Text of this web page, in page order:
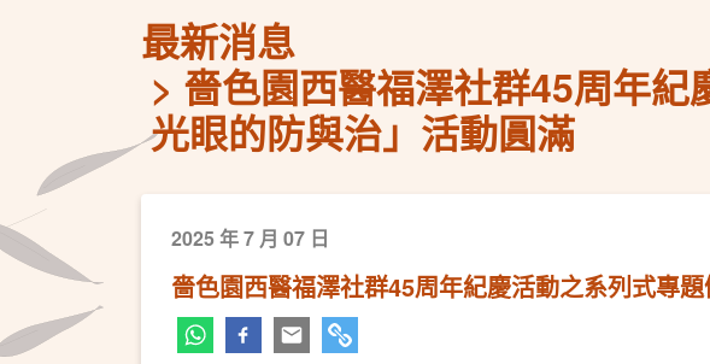
最新消息
嗇色園西醫福澤社群45周年
光眼的防與治」活動圓滿
2025 年 7 月 07 日
嗇色園西醫福澤社群45周年紀慶活動之系列式專